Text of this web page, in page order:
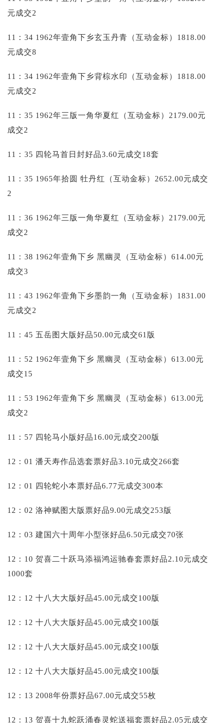
元成交2
11：34 1962年壹角下乡玄玉丹青（互动金标）1818.00
元成交8
11：34 1962年壹角下乡背棕水印（互动金标）1818.00
元成交2
11：35 1962年三版一角华夏红（互动金标）2179.00元
成交2
11：35 四轮马首日封好品3.60元成交18套
11：35 1965年拾圆 牡丹红（互动金标）2652.00元成交
2
11：36 1962年三版一角华夏红（互动金标）2179.00元
成交2
11：38 1962年壹角下乡 黑幽灵（互动金标）614.00元
成交3
11：43 1962年壹角下乡墨韵一角（互动金标）1831.00
元成交2
11：45 五岳图大版好品50.00元成交61版
11：52 1962年壹角下乡 黑幽灵（互动金标）613.00元
成交15
11：53 1962年壹角下乡 黑幽灵（互动金标）613.00元
成交2
11：57 四轮马小版好品16.00元成交200版
12：01 潘天寿作品选套票好品3.10元成交266套
12：01 四轮蛇小本票好品6.77元成交300本
12：02 洛神赋图大版票好品9.00元成交253版
12：03 建国六十周年小型张好品6.50元成交70张
12：10 贺喜二十跃马添福鸿运驰春套票好品2.10元成交
1000套
12：12 十八大大版好品45.00元成交100版
12：12 十八大大版好品45.00元成交100版
12：12 十八大大版好品45.00元成交100版
12：12 十八大大版好品45.00元成交100版
12：13 2008年份票好品67.00元成交55枚
12：13 贺喜十九蛇跃涌春灵蛇送福套票好品2.05元成交